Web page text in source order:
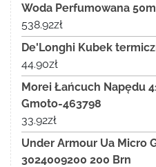
Woda Perfumowana
538.92zł
De'Longhi Kubek
44.90zł
Morei Łańcuch Napędu
Gmoto-463798
33.92zł
Under Armour Ua Micro
3024009200 200 Brn